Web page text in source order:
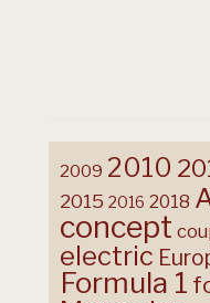
2009 2010
2015 2016 2018
concept
electric
Formula 1